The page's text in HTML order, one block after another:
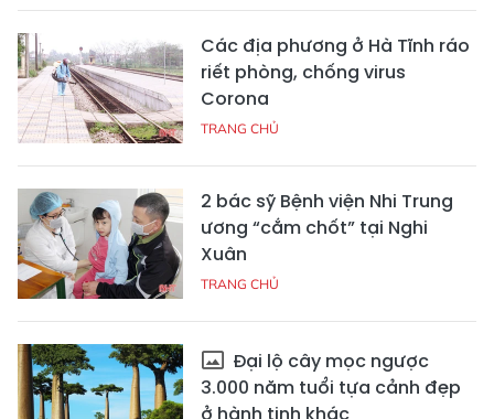
Các địa phương ở Hà Tĩnh ráo
riết phòng, chống virus
Corona
TRANG CHỦ
2 bác sỹ Bệnh viện Nhi Trung
ương “cắm chốt” tại Nghi
Xuân
TRANG CHỦ
Đại lộ cây mọc ngược
3.000 năm tuổi tựa cảnh đẹp
ở hành tinh khác